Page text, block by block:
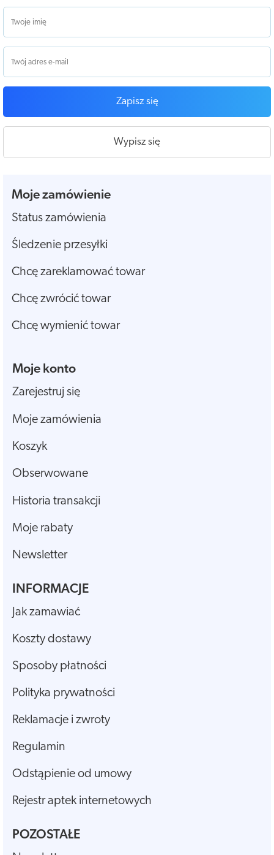
Zapisz się
Wypisz się
Moje zamówienie
Status zamówienia
Śledzenie przesyłki
Chcę zareklamować towar
Chcę zwrócić towar
Chcę wymienić towar
Moje konto
Zarejestruj się
Moje zamówienia
Koszyk
Obserwowane
Historia transakcji
Moje rabaty
Newsletter
INFORMACJE
Jak zamawiać
Koszty dostawy
Sposoby płatności
Polityka prywatności
Reklamacje i zwroty
Regulamin
Odstąpienie od umowy
Rejestr aptek internetowych
POZOSTAŁE